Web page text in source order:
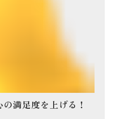
満足度を上げる！